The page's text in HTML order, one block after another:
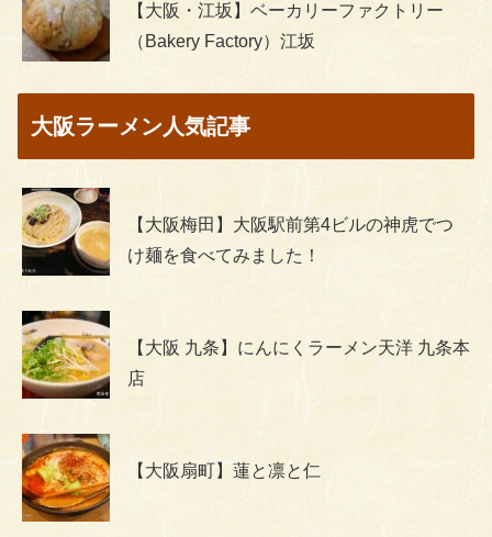
【大阪・江坂】ベーカリーファクトリー
（Bakery Factory）江坂
大阪ラーメン人気記事
【大阪梅田】大阪駅前第4ビルの神虎でつ
け麺を食べてみました！
【大阪 九条】にんにくラーメン天洋 九条本
店
【大阪扇町】蓮と凛と仁